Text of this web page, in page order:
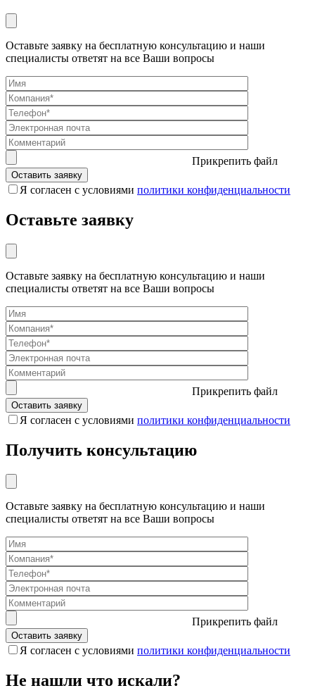
Оставьте заявку на бесплатную консультацию и наши
специалисты ответят на все Ваши вопросы
Прикрепить файл
Я согласен с условиями политики конфиденциальности
Оставьте заявку
Оставьте заявку на бесплатную консультацию и наши
специалисты ответят на все Ваши вопросы
Прикрепить файл
Я согласен с условиями политики конфиденциальности
Получить консультацию
Оставьте заявку на бесплатную консультацию и наши
специалисты ответят на все Ваши вопросы
Прикрепить файл
Я согласен с условиями политики конфиденциальности
Не нашли что искали?